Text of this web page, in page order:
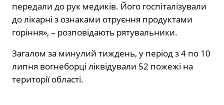
передали до рук медиків. Його госпіталізували
до лікарні з ознаками отруєння продуктами
горіння», – розповідають рятувальники.
Загалом за минулий тиждень, у період з 4 по 10
липня вогнеборці ліквідували 52 пожежі на
території області.